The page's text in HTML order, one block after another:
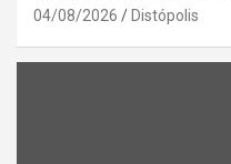
04/08/2026 Distópolis